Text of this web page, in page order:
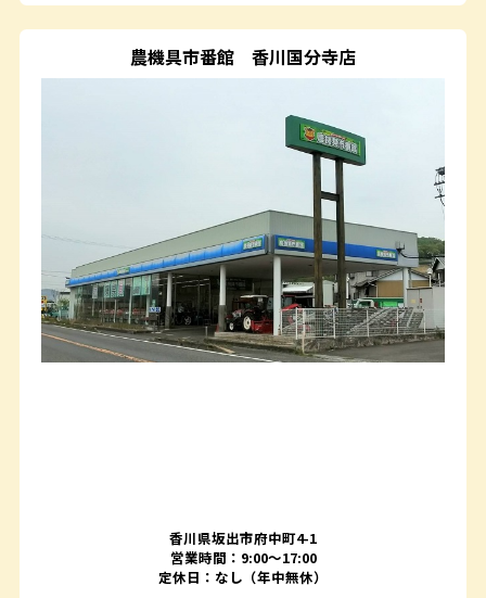
農機具市番館 香川国分寺店
香川県坂出市府中町4-1
営業時間：9:00～17:00
定休日：なし（年中無休）